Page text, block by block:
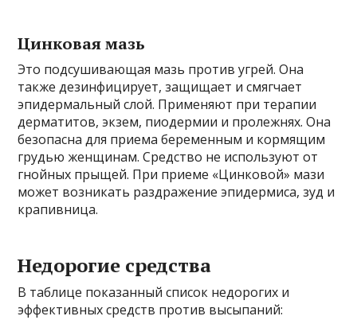
Цинковая мазь
Это подсушивающая мазь против угрей. Она
также дезинфицирует, защищает и смягчает
эпидермальный слой. Применяют при терапии
дерматитов, экзем, пиодермии и пролежнях. Она
безопасна для приема беременным и кормящим
грудью женщинам. Средство не используют от
гнойных прыщей. При приеме «Цинковой» мази
может возникать раздражение эпидермиса, зуд и
крапивница.
Недорогие средства
В таблице показанный список недорогих и
эффективных средств против высыпаний: